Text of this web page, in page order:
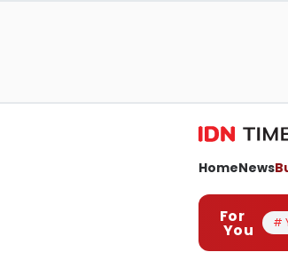
HomeNews
For
You #